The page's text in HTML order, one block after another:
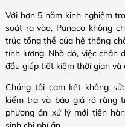
Với hơn 5 năm kinh nghiệm
soát ra vào, Panaco không
trúc tổng thể của hệ thống
tính lương. Nhờ đó, việc chẩn
đầu giúp tiết kiệm thời gian và
Chúng tôi cam kết không
kiểm tra và báo giá rõ ràng
phương án xử lý mới tiến